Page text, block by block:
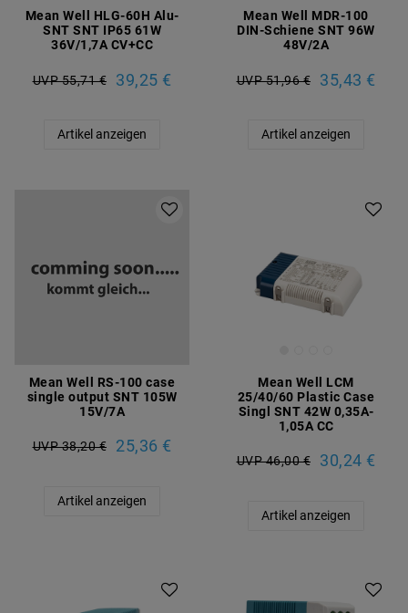
Mean Well HLG-60H Alu-
SNT SNT IP65 61W
36V/1,7A CV+CC
UVP 55,71 € 39,25 €
Artikel anzeigen
Mean Well MDR-100
DIN-Schiene SNT 96W
48V/2A
UVP 51,96 € 35,43 €
Artikel anzeigen
Mean Well RS-100 case
single output SNT 105W
15V/7A
UVP 38,20 € 25,36 €
Artikel anzeigen
Mean Well LCM
25/40/60 Plastic Case
Singl SNT 42W 0,35A-
1,05A CC
UVP 46,00 € 30,24 €
Artikel anzeigen